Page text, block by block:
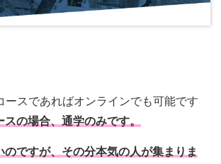
ースであればオンラインでも可能です
の場合、通学のみです。
のですが、その分本気の人が集まりま